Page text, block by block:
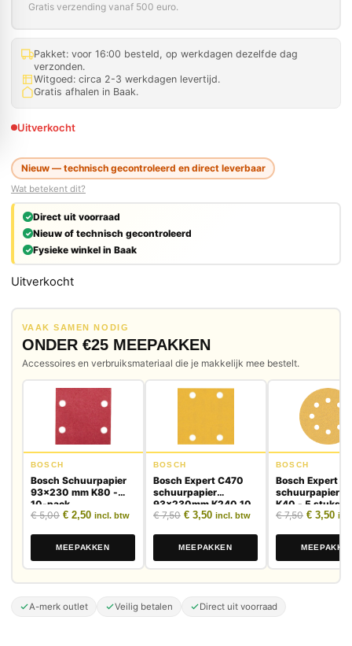
Gratis verzending vanaf 500 euro.
Pakket: voor 16:00 besteld, op werkdagen dezelfde dag
verzonden.
Witgoed: circa 2-3 werkdagen levertijd.
Gratis afhalen in Baak.
Uitverkocht
Nieuw — technisch gecontroleerd en direct leverbaar
Wat betekent dit?
Direct uit voorraad
Nieuw of technisch gecontroleerd
Fysieke winkel in Baak
Uitverkocht
VAAK SAMEN NODIG
ONDER €25 MEEPAKKEN
Accessoires en verbruiksmateriaal die je makkelijk mee bestelt.
BOSCH
Bosch Schuurpapier
93x230 mm K80 -
10-pack
€5,00 Oorspronkelijke prijs was: € 5,00.
€ 2,50Huidige prijs is: € 2,50.
incl. btw
MEEPAKKEN
BOSCH
Bosch Expert C470
schuurpapier
93x230mm K240 10
stuks
€7,50 Oorspronkelijke prijs was: € 7,50.
€ 3,50Huidige prijs is: € 3,50.
incl. btw
MEEPAKKEN
BOSCH
Bosch Expert
schuurpapier
K40 - 5 stuks
€7,50 € 3,50
A-merk outlet Veilig betalen Direct uit voorraad